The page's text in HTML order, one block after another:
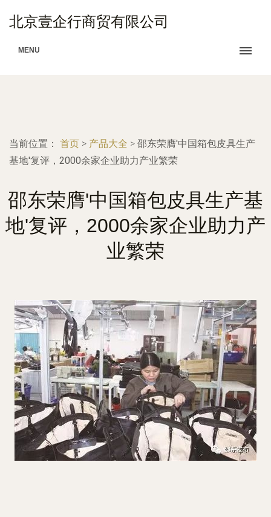
北京壹企行商贸有限公司
MENU
当前位置： 首页 > 产品大全 > 邵东荣膺'中国箱包皮具生产
基地'复评，2000余家企业助力产业繁荣
邵东荣膺'中国箱包皮具生产基
地'复评，2000余家企业助力产
业繁荣